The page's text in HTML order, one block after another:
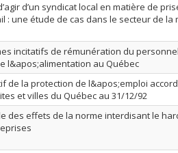
d’un syndicat local en matière de
: une étude de cas dans le secteur de la
incitatifs de rémunération du
l&apos;alimentation au Québec
de la protection de l&apos;emploi
et villes du Québec au 31/12/92
des effets de la norme interdisant le